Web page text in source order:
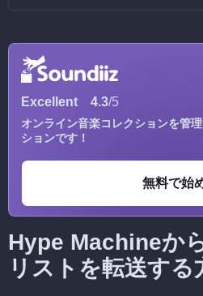
Excellent 4.3/5
オンライン音楽コレクションを管
ションです！
無料で始
Hype Machineか
リストを転送する